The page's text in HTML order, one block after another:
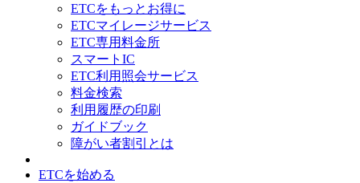
ETCをもっとお得に
ETCマイレージサービス
ETC専用料金所
スマートIC
ETC利用照会サービス
料金検索
利用履歴の印刷
ガイドブック
障がい者割引とは
ETCを始める